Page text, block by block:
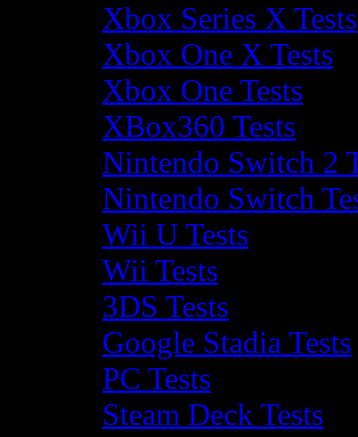
Xbox Series X Tests
Xbox One X Tests
Xbox One Tests
XBox360 Tests
Nintendo Switch 2
Nintendo Switch
Wii U Tests
Wii Tests
3DS Tests
Google Stadia Tests
PC Tests
Steam Deck Tests